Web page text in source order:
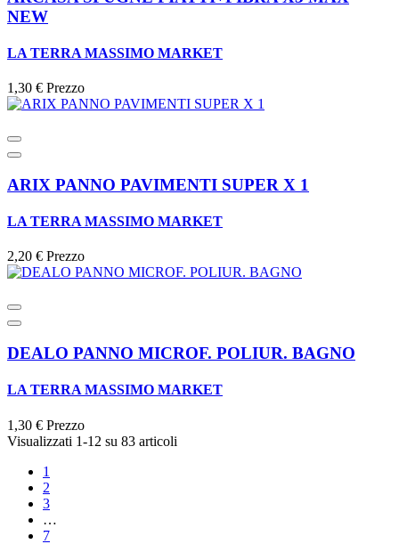
NEW
LA TERRA MASSIMO MARKET
1,30 € Prezzo
ARIX PANNO PAVIMENTI SUPER X 1
LA TERRA MASSIMO MARKET
2,20 € Prezzo
DEALO PANNO MICROF. POLIUR. BAGNO
LA TERRA MASSIMO MARKET
1,30 € Prezzo
Visualizzati 1-12 su 83 articoli
1
2
3
…
7